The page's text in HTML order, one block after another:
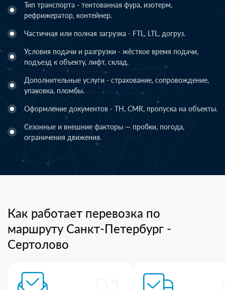
Тип транспорта - тентованная фура, изотерм,
рефрижератор, контейнер.
Частичная или полная загрузка - FTL, LTL, догруз.
Условия подачи и разгрузки - жёсткое время подачи,
подъезд к объекту, лифт, склад.
Дополнительные услуги - страхование, сопровождение,
упаковка, пломбы.
Оформление документов - ТН, CMR, пропуска на объекты.
Сезонные и внешние факторы — пробки, погода,
ограничения движения.
Как работает перевозка по
маршруту Санкт-Петербург -
Сертолово